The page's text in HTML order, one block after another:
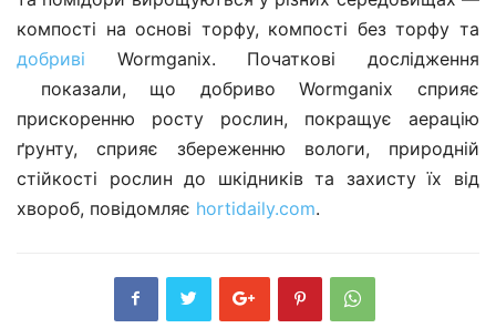
компості на основі торфу, компості без торфу та
добриві Wormganix. Початкові дослідження
показали, що добриво Wormganix сприяє
прискоренню росту рослин, покращує аерацію
ґрунту, сприяє збереженню вологи, природній
стійкості рослин до шкідників та захисту їх від
хвороб, повідомляє hortidaily.com.